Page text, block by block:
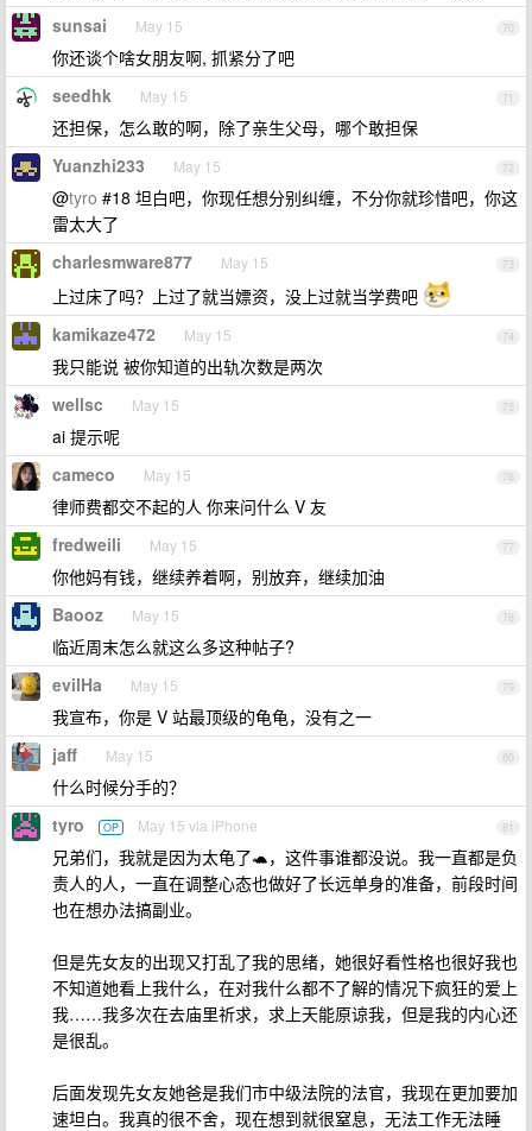
70
sunsai May 15
你还谈个啥女朋友啊, 抓紧分了吧
71
seedhk May 15
还担保，怎么敢的啊，除了亲生父母，哪个敢担保
72
Yuanzhi233 May 15
@tyro #18 坦白吧，你现任想分别纠缠，不分你就珍惜吧，你这
雷太大了
73
charlesmware877 May 15
上过床了吗？上过了就当嫖资，没上过就当学费吧
74
kamikaze472 May 15
我只能说 被你知道的出轨次数是两次
75
wellsc May 15
ai 提示呢
76
cameco May 15
律师费都交不起的人 你来问什么 V 友
77
fredweili May 15
你他妈有钱，继续养着啊，别放弃，继续加油
78
Baooz May 15
临近周末怎么就这么多这种帖子?
79
evilHa May 15
我宣布，你是 V 站最顶级的龟龟，没有之一
80
jaff May 15
什么时候分手的？
81
tyro OP May 15 via iPhone
兄弟们，我就是因为太龟了🐢，这件事谁都没说。我一直都是负
责人的人，一直在调整心态也做好了长远单身的准备，前段时间
也在想办法搞副业。
但是先女友的出现又打乱了我的思绪，她很好看性格也很好我也
不知道她看上我什么，在对我什么都不了解的情况下疯狂的爱上
我……我多次在去庙里祈求，求上天能原谅我，但是我的内心还
是很乱。
后面发现先女友她爸是我们市中级法院的法官，我现在更加要加
速坦白。我真的很不舍，现在想到就很窒息，无法工作无法睡